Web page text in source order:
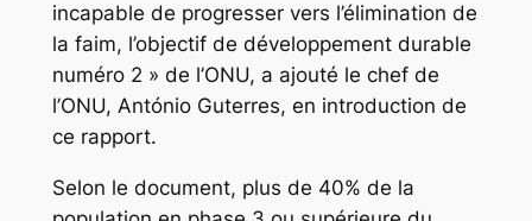
incapable de progresser vers l’élimination de
la faim, l’objectif de développement durable
numéro 2 » de l’ONU, a ajouté le chef de
l’ONU, António Guterres, en introduction de
ce rapport.
Selon le document, plus de 40% de la